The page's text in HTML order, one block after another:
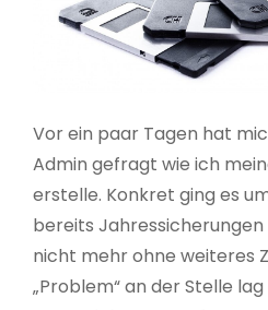
Vor ein paar Tagen hat
Admin gefragt wie ich
erstelle. Konkret ging es
bereits Jahressicherungen
nicht mehr ohne weiteres
„Problem“ an der Stelle